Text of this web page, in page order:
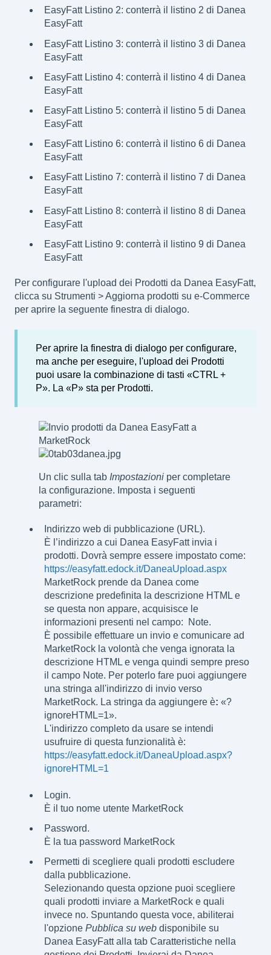
EasyFatt Listino 2: conterrà il listino 2 di Danea
EasyFatt
EasyFatt Listino 3: conterrà il listino 3 di Danea
EasyFatt
EasyFatt Listino 4: conterrà il listino 4 di Danea
EasyFatt
EasyFatt Listino 5: conterrà il listino 5 di Danea
EasyFatt
EasyFatt Listino 6: conterrà il listino 6 di Danea
EasyFatt
EasyFatt Listino 7: conterrà il listino 7 di Danea
EasyFatt
EasyFatt Listino 8: conterrà il listino 8 di Danea
EasyFatt
EasyFatt Listino 9: conterrà il listino 9 di Danea
EasyFatt
Per configurare l'upload dei Prodotti da Danea EasyFatt,
clicca su Strumenti > Aggiorna prodotti su e-Commerce
per aprire la seguente finestra di dialogo.
Per aprire la finestra di dialogo per configurare,
ma anche per eseguire, l'upload dei Prodotti
puoi usare la combinazione di tasti «CTRL +
P». La «P» sta per Prodotti.
Un clic sulla tab Impostazioni per completare
la configurazione. Imposta i seguenti
parametri:
Indirizzo web di pubblicazione (URL).
È l’indirizzo a cui Danea EasyFatt invia i
prodotti. Dovrà sempre essere impostato come:
https://easyfatt.edock.it/DaneaUpload.aspx
MarketRock prende da Danea come
descrizione predefinita la descrizione HTML e
se questa non appare, acquisisce le
informazioni presenti nel campo: Note.
È possibile effettuare un invio e comunicare ad
MarketRock la volontà che venga ignorata la
descrizione HTML e venga quindi sempre preso
il campo Note. Per poterlo fare puoi aggiungere
una stringa all'indirizzo di invio verso
MarketRock. La stringa da aggiungere è: «?
ignoreHTML=1».
L'indirizzo completo da usare se intendi
usufruire di questa funzionalità è:
https://easyfatt.edock.it/DaneaUpload.aspx?
ignoreHTML=1
Login.
È il tuo nome utente MarketRock
Password.
È la tua password MarketRock
Permetti di scegliere quali prodotti escludere
dalla pubblicazione.
Selezionando questa opzione puoi scegliere
quali prodotti inviare a MarketRock e quali
invece no. Spuntando questa voce, abiliterai
l'opzione Pubblica su web disponibile su
Danea EasyFatt alla tab Caratteristiche nella